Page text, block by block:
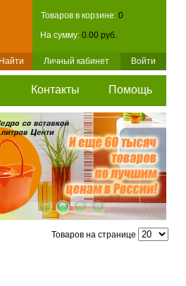
Товаров в корзине: 0
На сумму: 0.00 руб.
Личный кабинет Войти
Контакты Помощь
Товаров на странице